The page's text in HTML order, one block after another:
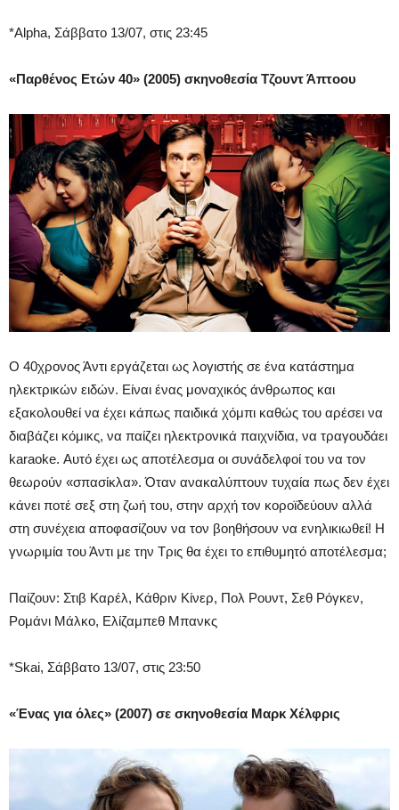
*Alpha, Σάββατο 13/07, στις 23:45
«Παρθένος Ετών 40» (2005) σκηνοθεσία Τζουντ Άπτοου
Ο 40χρονος Άντι εργάζεται ως λογιστής σε ένα κατάστημα
ηλεκτρικών ειδών. Είναι ένας μοναχικός άνθρωπος και
εξακολουθεί να έχει κάπως παιδικά χόμπι καθώς του αρέσει να
διαβάζει κόμικς, να παίζει ηλεκτρονικά παιχνίδια, να τραγουδάει
karaoke. Αυτό έχει ως αποτέλεσμα οι συνάδελφοί του να τον
θεωρούν «σπασίκλα». Όταν ανακαλύπτουν τυχαία πως δεν έχει
κάνει ποτέ σεξ στη ζωή του, στην αρχή τον κοροϊδεύουν αλλά
στη συνέχεια αποφασίζουν να τον βοηθήσουν να ενηλικιωθεί! Η
γνωριμία του Άντι με την Τρις θα έχει το επιθυμητό αποτέλεσμα;
Παίζουν: Στιβ Καρέλ, Κάθριν Κίνερ, Πολ Ρουντ, Σεθ Ρόγκεν,
Ρομάνι Μάλκο, Ελίζαμπεθ Μπανκς
*Skai, Σάββατο 13/07, στις 23:50
«Ένας για όλες» (2007) σε σκηνοθεσία Μαρκ Χέλφρις